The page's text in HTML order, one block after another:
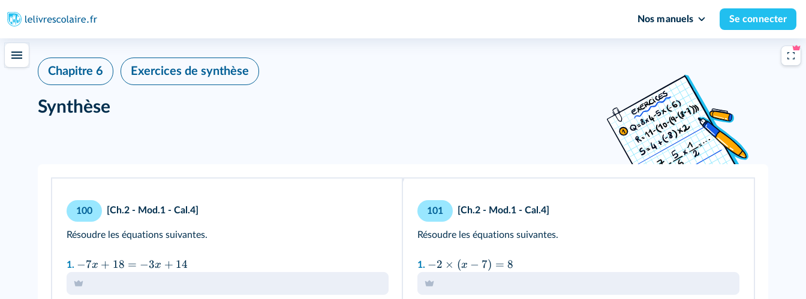
Nos manuels Se connecter
Chapitre 6 Exercices de synthèse
Synthèse
100 [Ch.2 - Mod.1 - Cal.4]
Résoudre les équations suivantes.
1. −7x + 18 = −3x + 14
101 [Ch.2 - Mod.1 - Cal.4]
Résoudre les équations suivantes.
1. −2 × (x − 7) = 8